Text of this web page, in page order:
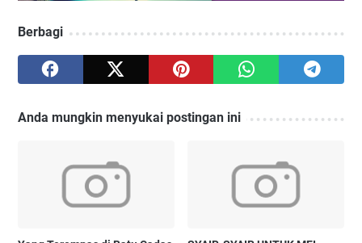
Berbagi
Anda mungkin menyukai postingan ini